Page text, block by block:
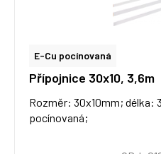
E-Cu pocínovaná
Přípojnice 30x10, 3,6m
Rozměr: 30x10mm; délka:
pocínovaná;